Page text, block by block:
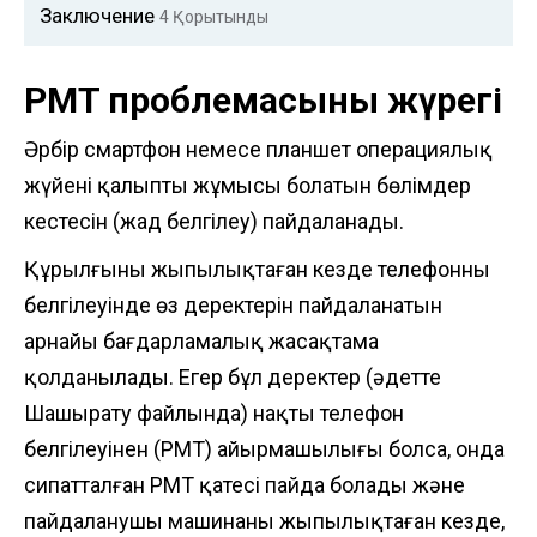
Заключение 4 Қорытынды
PMT проблемасының жүрегі
Әрбір смартфон немесе планшет операциялық
жүйенің қалыпты жұмысы болатын бөлімдер
кестесін (жад белгілеу) пайдаланады.
Құрылғыны жыпылықтаған кезде телефонның
белгілеуінде өз деректерін пайдаланатын
арнайы бағдарламалық жасақтама
қолданылады. Егер бұл деректер (әдетте
Шашырату файлында) нақты телефон
белгілеуінен (PMT) айырмашылығы болса, онда
сипатталған PMT қатесі пайда болады және
пайдаланушы машинаны жыпылықтаған кезде,